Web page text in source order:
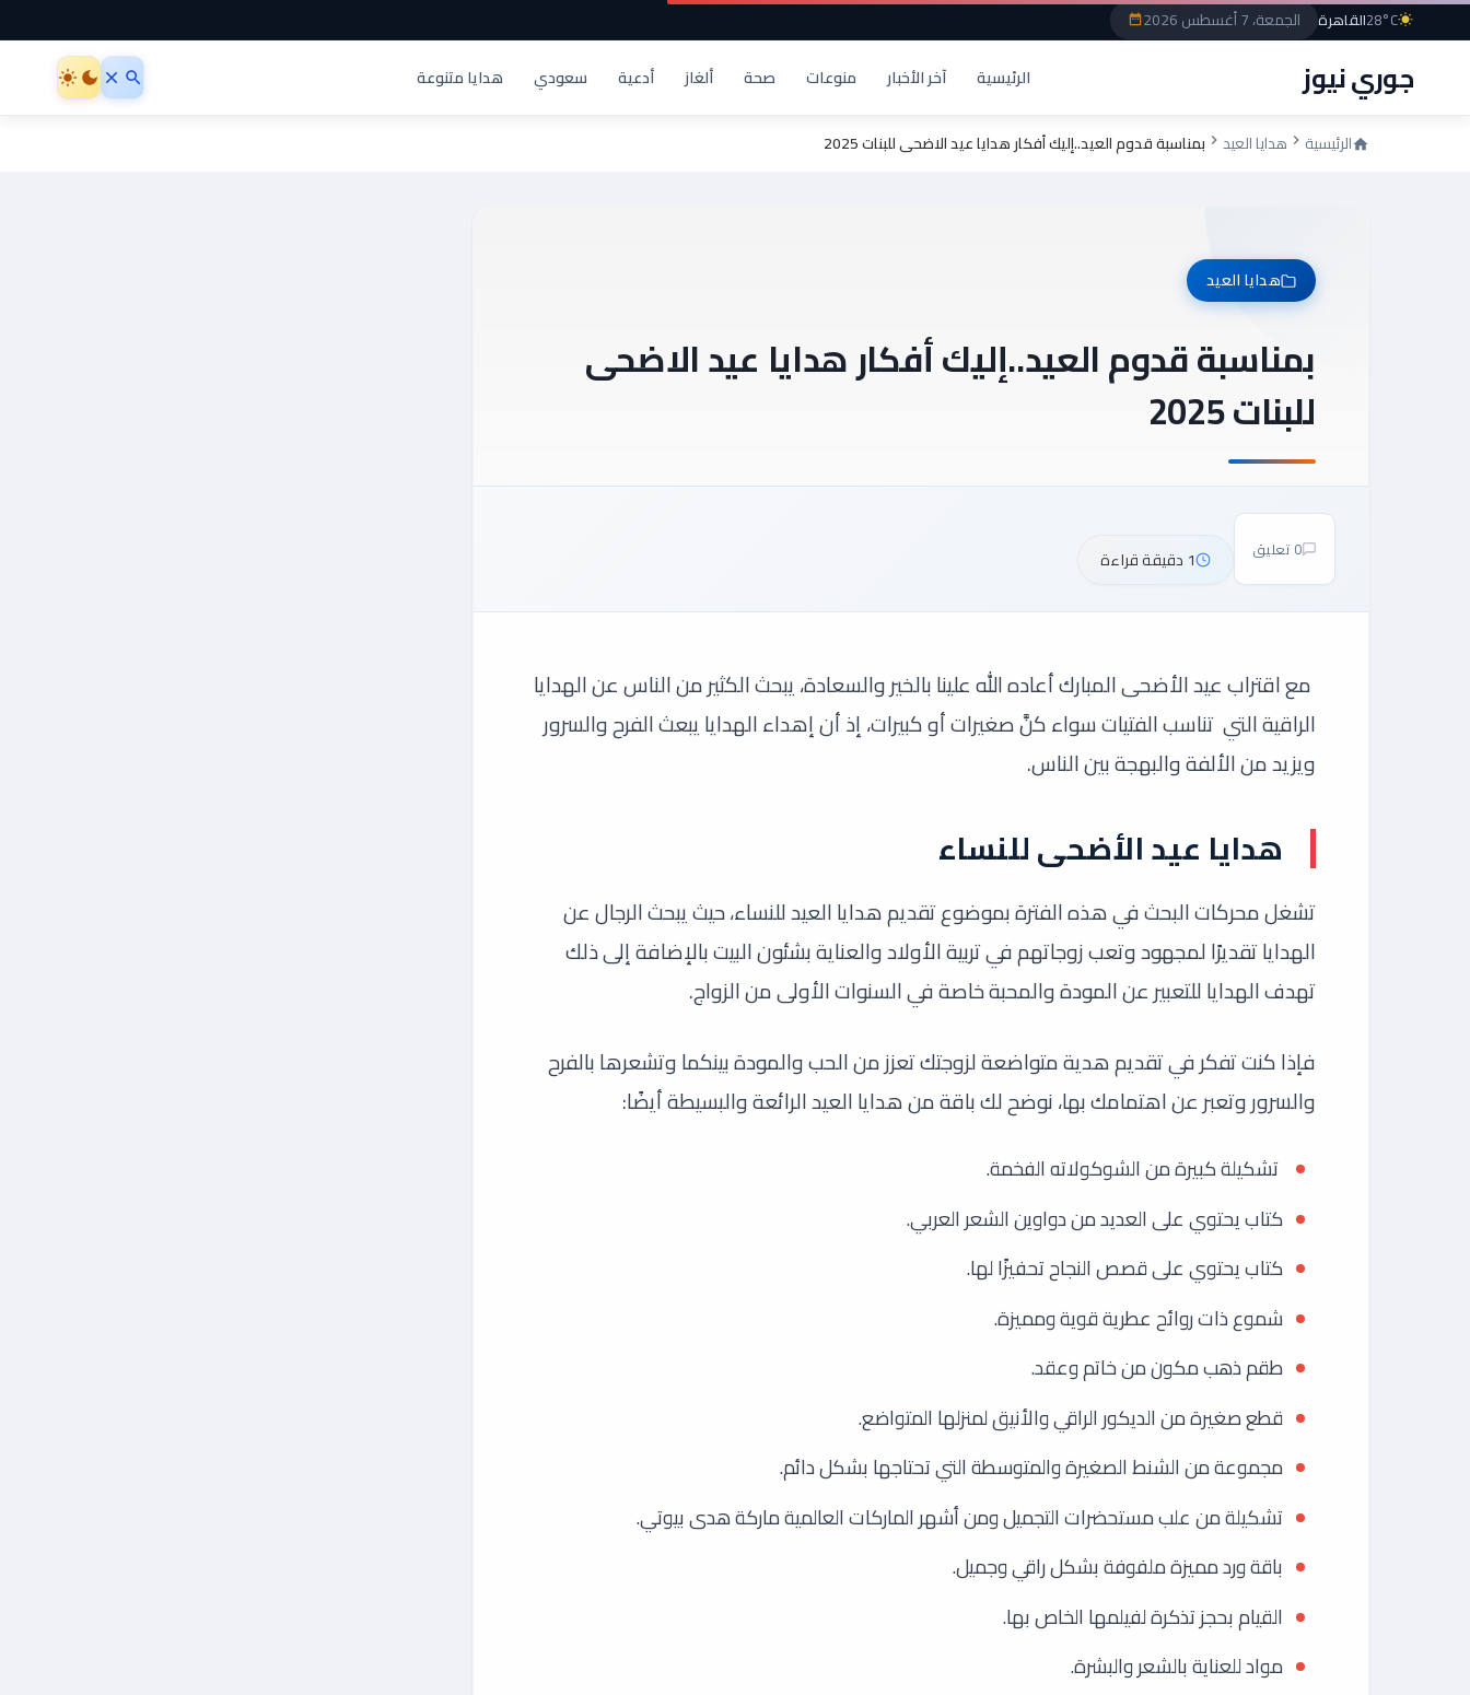
الجمعة، 7 أغسطس 2026 28°Cالقاهرة
جوري نيوز الرئيسية آخر الأخبار منوعات صحة ألغاز أدعية سعودي هدايا متنوعة
الرئيسية هدايا العيد بمناسبة قدوم العيد..إليك أفكار هدايا عيد الاضحى للبنات 2025
هدايا العيد
بمناسبة قدوم العيد..إليك أفكار هدايا عيد الاضحى
للبنات 2025
0 تعليق 1 دقيقة قراءة
مع اقتراب عيد الأضحى المبارك أعاده الله علينا بالخير والسعادة، يبحث الكثير من الناس عن الهدايا
الراقية التي تناسب الفتيات سواء كنَّ صغيرات أو كبيرات، إذ أن إهداء الهدايا يبعث الفرح والسرور
ويزيد من الألفة والبهجة بين الناس.
هدايا عيد الأضحى للنساء
تشغل محركات البحث في هذه الفترة بموضوع تقديم هدايا العيد للنساء، حيث يبحث الرجال عن
الهدايا تقديرًا لمجهود وتعب زوجاتهم في تربية الأولاد والعناية بشئون البيت بالإضافة إلى ذلك
تهدف الهدايا للتعبير عن المودة والمحبة خاصة في السنوات الأولى من الزواج.
فإذا كنت تفكر في تقديم هدية متواضعة لزوجتك تعزز من الحب والمودة بينكما وتشعرها بالفرح
والسرور وتعبر عن اهتمامك بها، نوضح لك باقة من هدايا العيد الرائعة والبسيطة أيضًا:
تشكيلة كبيرة من الشوكولاته الفخمة.
كتاب يحتوي على العديد من دواوين الشعر العربي.
كتاب يحتوي على قصص النجاح تحفيزًا لها.
شموع ذات روائح عطرية قوية ومميزة.
طقم ذهب مكون من خاتم وعقد.
قطع صغيرة من الديكور الراقي والأنيق لمنزلها المتواضع.
مجموعة من الشنط الصغيرة والمتوسطة التي تحتاجها بشكل دائم.
تشكيلة من علب مستحضرات التجميل ومن أشهر الماركات العالمية ماركة هدى بيوتي.
باقة ورد مميزة ملفوفة بشكل راقي وجميل.
القيام بحجز تذكرة لفيلمها الخاص بها.
مواد للعناية بالشعر والبشرة.